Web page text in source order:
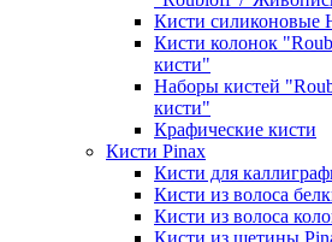
Кисти силиконовые
Кисти колонок
кисти"
Наборы кистей
кисти"
Крафические кисти
Кисти Pinax
Кисти для
Кисти из волоса
Кисти из волоса
Кисти из щетины